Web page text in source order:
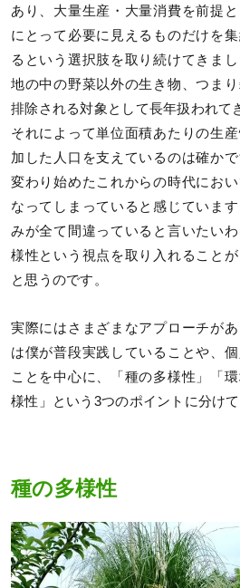
あり、大量生産・大量消費を前提
にとって必要に見えるものだけを
るという選択肢を取り続けてきま
地の中の野菜以外の生き物、つま
排除される対象として長年扱われて
それによって単位面積あたりの生
加した人口を支えているのは確か
変わり始めたこれからの時代にお
なってしまっていると感じていま
みが全て間違っていると言いたい
様性という視点を取り入れること
と思うのです。
実際にはさまざまなアプローチが
は僕が普段実践していることや、
ことを中心に、「種の多様性」「
様性」という3つのポイントに分けて
種の多様性